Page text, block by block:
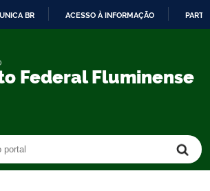
CONTEÚDO
BR ACESSO À INFORMAÇÃO
Federal Fluminense